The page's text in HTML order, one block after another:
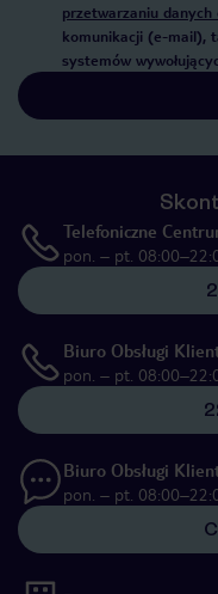
przetwarzaniu danych
komunikacji (e-mail),
systemów
Telefoniczne
pon. – pt.
Biuro Obsługi
pon. – pt.
Biuro Obsługi
pon. – pt.